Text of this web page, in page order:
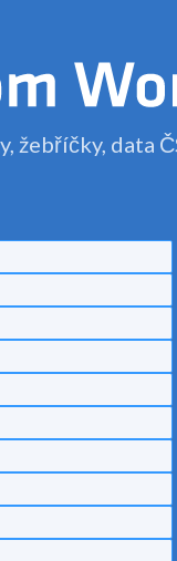
žebříčky, data